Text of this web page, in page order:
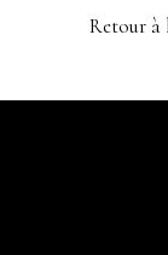
Retour à